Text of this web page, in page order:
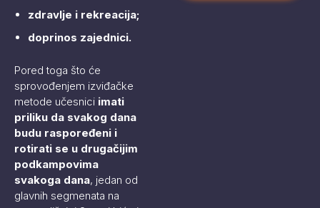
zdravlje i rekreacija;
doprinos zajednici.
Pored toga što će
sprovođenjem izviđačke
metode učesnici imati
priliku da svakog dana
budu raspoređeni i
rotirati se u drugačijim
podkampovima
svakoga dana, jedan od
glavnih segmenata na